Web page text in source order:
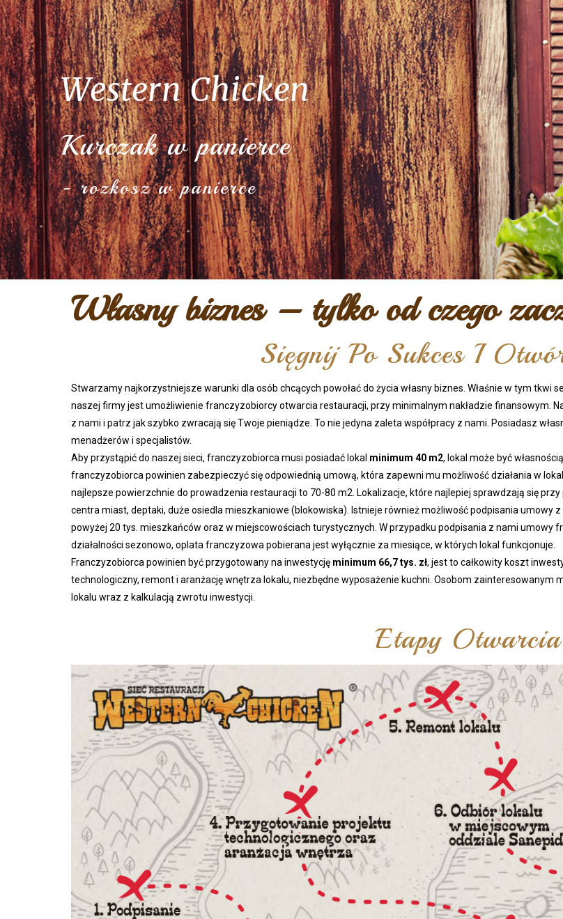
Western Chicken
Kurczak w panierce
- rozkosz w panierce
Własny biznes – tylko od czego
Sięgnij Po Sukces I
Stwarzamy najkorzystniejsze warunki dla osób chcących powołać do życia własny biznes. Właśnie w tym tkwi
naszej firmy jest umożliwienie franczyzobiorcy otwarcia restauracji, przy minimalnym nakładzie finansowym.
z nami i patrz jak szybko zwracają się Twoje pieniądze. To nie jedyna zaleta współpracy z nami. Posiadasz
menadżerów i specjalistów.
Aby przystąpić do naszej sieci, franczyzobiorca musi posiadać lokal minimum 40 m2, lokal może być
franczyzobiorca powinien zabezpieczyć się odpowiednią umową, która zapewni mu możliwość działania w
najlepsze powierzchnie do prowadzenia restauracji to 70-80 m2. Lokalizacje, które najlepiej sprawdzają się
centra miast, deptaki, duże osiedla mieszkaniowe (blokowiska). Istnieje również możliwość podpisania umowy
powyżej 20 tys. mieszkańców oraz w miejscowościach turystycznych. W przypadku podpisania z nami
działalności sezonowo, oplata franczyzowa pobierana jest wyłącznie za miesiące, w których lokal funkcjonuje.
Franczyzobiorca powinien być przygotowany na inwestycję minimum 66,7 tys. zł, jest to całkowity koszt
technologiczny, remont i aranżację wnętrza lokalu, niezbędne wyposażenie kuchni. Osobom
lokalu wraz z kalkulacją zwrotu inwestycji.
Etapy Otwarcia